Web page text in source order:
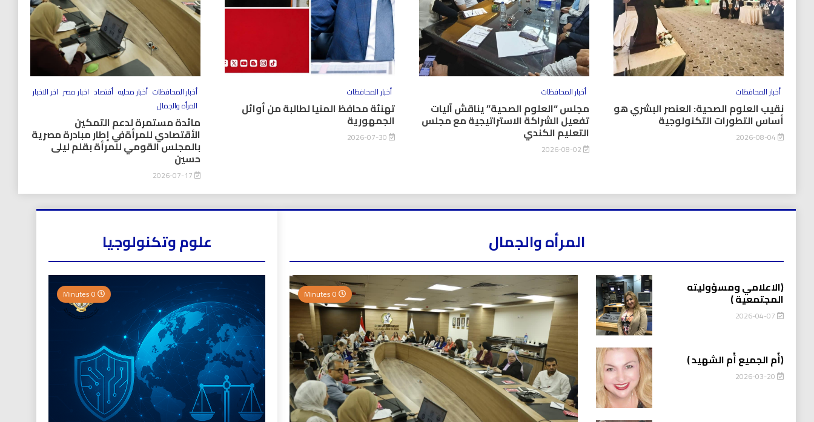
أخبار المحافظات
نقيب العلوم الصحية: العنصر البشري هو
أساس التطورات التكنولوجية
أخبار المحافظات
مجلس “العلوم الصحية” يناقش آليات
تفعيل الشراكة الاستراتيجية مع مجلس
التعليم الكندي
أخبار المحافظات
تهنئة محافظ المنيا لطالبة من أوائل
الجمهورية
أخبار المحافظات أخبار محليه أقتصاد اخبار مصر اخر الاخبار
المرأه والجمال
مائدة مستمرة لدعم التمكين
الأقتصادي للمرأةفي إطار مبادرة مصرية
بالمجلس القومي للمرأة بقلم ليلى
حسين
المرأه والجمال
0 Minutes (الاعلامي ومسؤوليته
المجتمعية )
2026-04-07
(أُم الجميع أُم الشهيد )
2026-03-20
علوم وتكنولوجيا
0 Minutes